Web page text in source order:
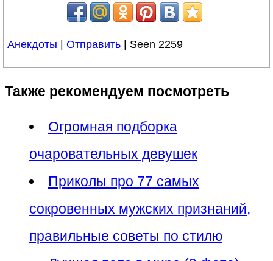
Анекдоты | Отправить | Seen 2259
Также рекомендуем посмотреть
Огромная подборка
очаровательных девушек
Приколы про 77 самых
сокровенных мужских признаний,
правильные советы по стилю